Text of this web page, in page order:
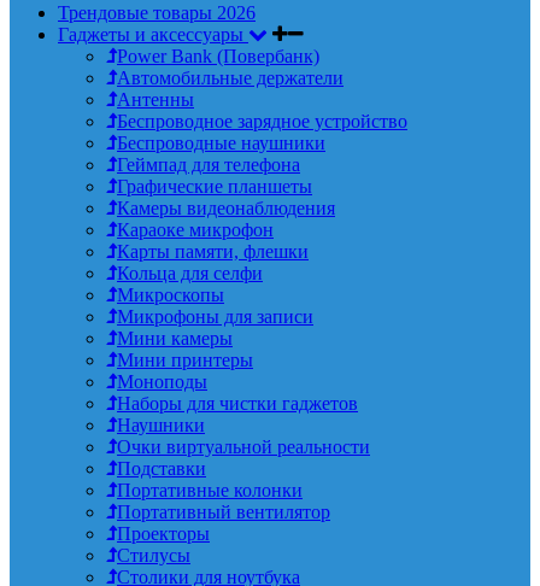
Трендовые товары 2026
Гаджеты и аксессуары
Power Bank (Повербанк)
Автомобильные держатели
Антенны
Беспроводное зарядное устройство
Беспроводные наушники
Геймпад для телефона
Графические планшеты
Камеры видеонаблюдения
Караоке микрофон
Карты памяти, флешки
Кольца для селфи
Микроскопы
Микрофоны для записи
Мини камеры
Мини принтеры
Моноподы
Наборы для чистки гаджетов
Наушники
Очки виртуальной реальности
Подставки
Портативные колонки
Портативный вентилятор
Проекторы
Стилусы
Столики для ноутбука